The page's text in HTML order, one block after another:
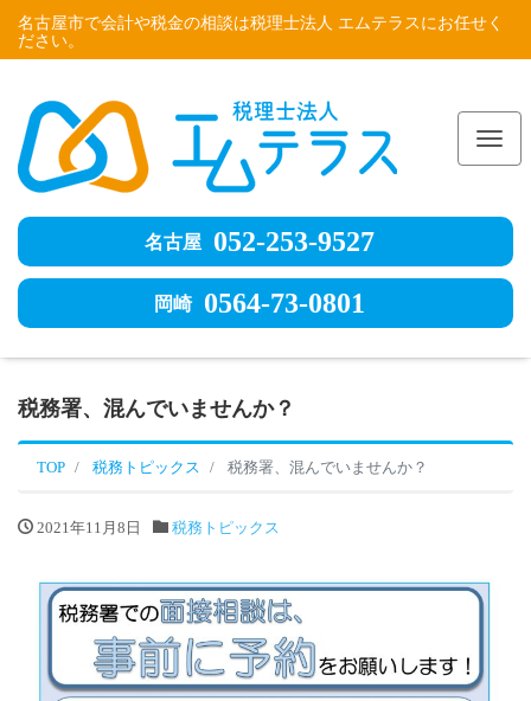
名古屋市で会計や税金の相談は税理士法人 エムテラスにお任せく
ださい。
名古屋 052-253-9527
岡崎 0564-73-0801
税務署、混んでいませんか？
TOP 税務トピックス 税務署、混んでいませんか？
2021年11月8日 税務トピックス